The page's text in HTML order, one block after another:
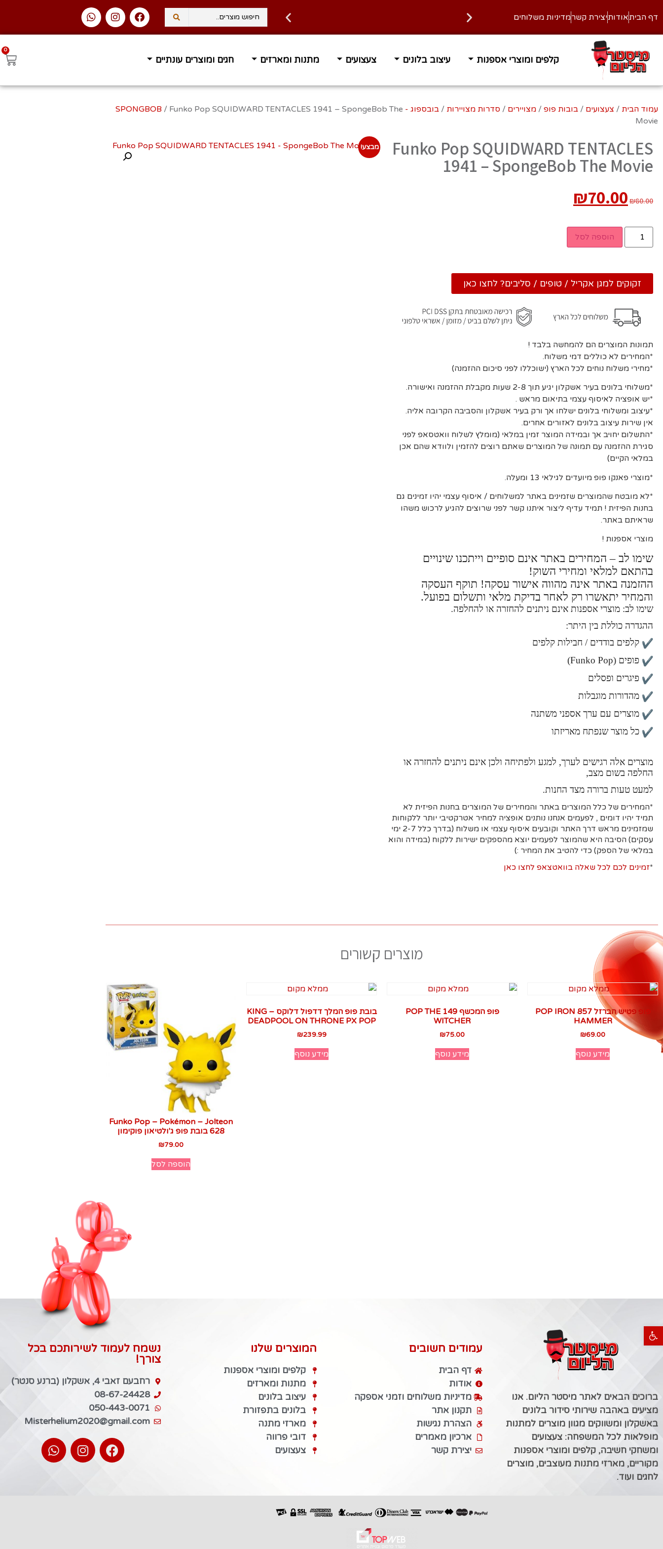
פתח סרגל נגישות
דף הביתאודותיצירת קשרמדיניות משלוחים
זמן אספקה 1-3 ימי עסקים משלוח עד הבית בחינם ברכישה מעל 400 ₪ זמן אספקה 1-3 ימי עסקים משלוח עד
קלפים ומוצרי אספנות עיצוב בלונים צעצועים מתנות ומארזים חגים ומוצרים עונתיים
0
עמוד הבית / צעצועים / בובות פופ / מצויירים / סדרות מצויירות / בובספוג - SPONGBOB / Funko Pop SQUIDWARD TENTACLES 1941 – SpongeBob The
Movie
Funko Pop SQUIDWARD TENTACLES
1941 – SpongeBob The Movie
₪80.00
₪70.00
הוספה לסל
זקוקים למגן אקריל / טופים / סליבים? לחצו כאן
תמונות המוצרים הם להמחשה בלבד !
*המחירים לא כוללים דמי משלוח.
*מחירי משלוח נוחים לכל הארץ (ישוכללו לפני סיכום ההזמנה)
*משלוחי בלונים בעיר אשקלון יגיע תוך 2-8 שעות מקבלת ההזמנה ואישורה.
*יש אופציה לאיסוף עצמי בתיאום מראש .
*עיצוב ומשלוחי בלונים ישלחו אך ורק בעיר אשקלון והסביבה הקרובה אליה.
אין שירות עיצוב בלונים לאזורים אחרים.
*התשלום יחויב אך ובמידה המוצר זמין במלאי (מומלץ לשלוח וואטסאפ לפני
סגירת ההזמנה עם תמונה של המוצרים שאתם רוצים להזמין ולוודא שהם אכן
במלאי הקיים)
*מוצרי פאנקו פופ מיועדים לגילאי 13 ומעלה.
*לא מובטח שהמוצרים שזמינים באתר למשלוחים / איסוף עצמי יהיו זמינים גם
בחנות הפיזית ! תמיד עדיף ליצור איתנו קשר לפני שרוצים להגיע לרכוש משהו
שראיתם באתר.
מוצרי אספנות !
שימו לב – המחירים באתר אינם סופיים וייתכנו שינויים
בהתאם למלאי ומחירי השוק!
ההזמנה באתר אינה מהווה אישור עסקה! תוקף העסקה
והמחיר יתאשרו רק לאחר בדיקת מלאי ותשלום בפועל.
שימו לב: מוצרי אספנות אינם ניתנים להחזרה או להחלפה.
ההגדרה כוללת בין היתר:
קלפים בודדים / חבילות קלפים
פופים (Funko Pop)
פיגרים ופסלים
מהדורות מוגבלות
מוצרים עם ערך אספני משתנה
כל מוצר שנפתח מאריזתו
מוצרים אלה רגישים לערך, למגע ולפתיחה ולכן אינם ניתנים להחזרה או
החלפה בשום מצב,
למעט טעות ברורה מצד החנות.
*המחירים של כלל המוצרים באתר והמחירים של המוצרים בחנות הפיזית לא
תמיד יהיו דומים , לפעמים אנחנו נותנים אופציה למחיר אטרקטיבי יותר ללקוחות
שמזמינים מראש דרך האתר וקובעים איסוף עצמי או משלוח (בדרך כלל 2-7 ימי
עסקים) הסיבה היא שהמוצר לפעמים יוצא מהספקים ישירות ללקוח (במידה והוא
במלאי של הספק) כדי להטיב את המחיר :)
*זמינים לכם לכל שאלה בוואטצאפ לחצו כאן
מבצע!
מוצרים קשורים
פופ פטיש הברזל 857 POP IRON
HAMMER
₪69.00
מידע נוסף
פופ המכשף 149 POP THE
WITCHER
₪75.00
מידע נוסף
בובת פופ המלך דדפול דלוקס – KING
DEADPOOL ON THRONE PX POP‏
₪239.99
מידע נוסף
Funko Pop – Pokémon – Jolteon
628‏ בובת פופ ג'ולטיאון פוקימון
₪79.00
הוספה לסל
ברוכים הבאים לאתר מיסטר הליום. אנו
מציעים באהבה שירותי סידור בלונים
באשקלון ומשווקים מגוון מוצרים למתנות
מופלאות לכל המשפחה: צעצועים
ומשחקי חשיבה, קלפים ומוצרי אספנות
מקוריים, מארזי מתנות מעוצבים, מוצרים
לחגים ועוד.
עמודים חשובים
דף הבית
אודות
מדיניות משלוחים וזמני אספקה
תקנון אתר
הצהרת נגישות
ארכיון מאמרים
יצירת קשר
המוצרים שלנו
קלפים ומוצרי אספנות
מתנות ומארזים
עיצוב בלונים
בלונים בתפזורת
מארזי מתנה
דובי פרווה
צעצועים
נשמח לעמוד לשירותכם בכל
צורך!
רחבעם זאבי 4, אשקלון (ברנע סנטר)
08-67-24428
050-443-0071
Misterhelium2020@gmail.com